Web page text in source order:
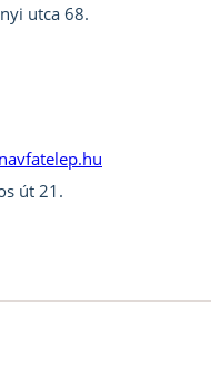
utca 68.
út 21.